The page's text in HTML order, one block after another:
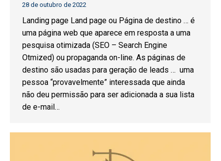
28 de outubro de 2022
Landing page Land page ou Página de destino … é
uma página web que aparece em resposta a uma
pesquisa otimizada (SEO – Search Engine
Otmized) ou propaganda on-line. As páginas de
destino são usadas para geração de leads … uma
pessoa “provavelmente” interessada que ainda
não deu permissão para ser adicionada a sua lista
de e-mail…